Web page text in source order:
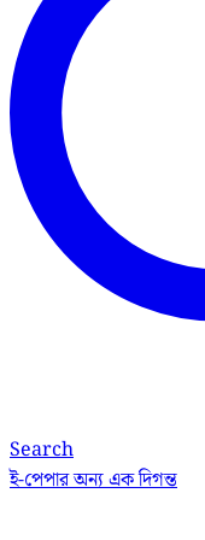
Search
ই-পেপারঅন্য এক দিগন্ত